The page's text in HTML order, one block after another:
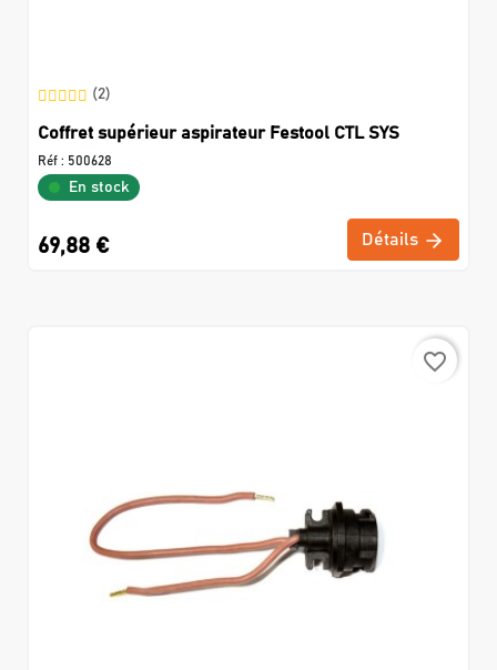
(2)
Coffret supérieur aspirateur Festool CTL SYS
Réf : 500628
En stock
69,88 € Détails
favorite_border